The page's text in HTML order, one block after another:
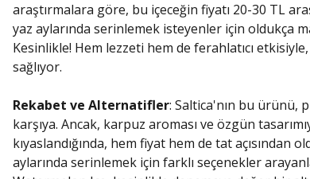
araştırmalara göre, bu içeceğin fiyatı 20-30 TL
yaz aylarında serinlemek isteyenler için oldukça
Kesinlikle! Hem lezzeti hem de ferahlatıcı etkisiyle,
sağlıyor.
Rekabet ve Alternatifler: Saltica'nın bu ürünü,
karşıya. Ancak, karpuz aroması ve özgün
kıyaslandığında, hem fiyat hem de tat açısından
aylarında serinlemek için farklı seçenekler